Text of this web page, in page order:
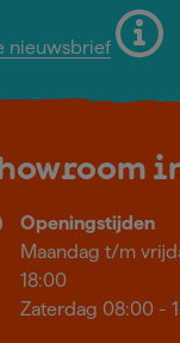
nieuwsbrief
Openingstijden
Maandag t/m
18:00
Zaterdag 08:00 -